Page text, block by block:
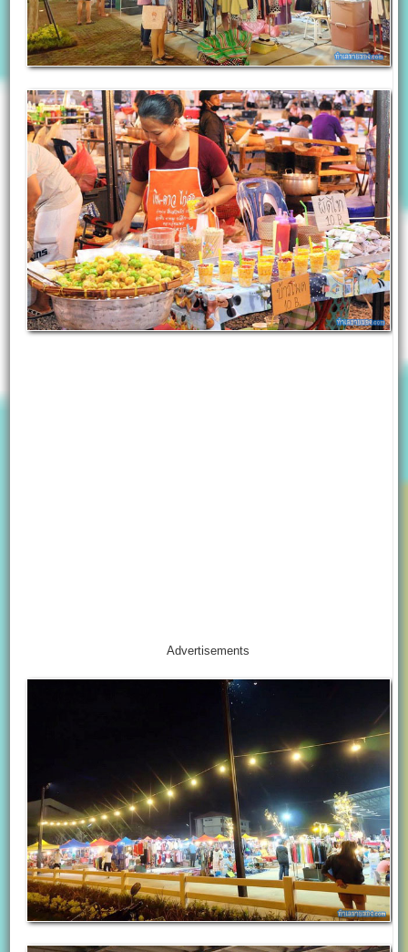
Advertisements